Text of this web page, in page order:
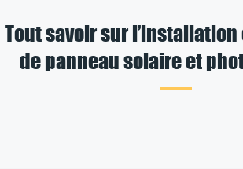
Tout savoir sur l’installation
de panneau solaire et